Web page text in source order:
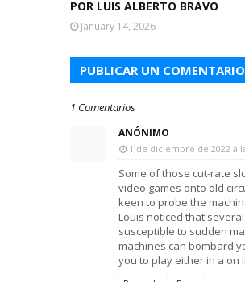
POR LUIS ALBERTO BRAVO
January 14, 2026
PUBLICAR UN COMENTARIO
1 Comentarios
ANÓNIMO
1 de diciembre de 2022 a
Some of those cut-rate
video games onto old
keen to probe the
Louis noticed that
susceptible to sudden
machines can bombard
you to play either in a on